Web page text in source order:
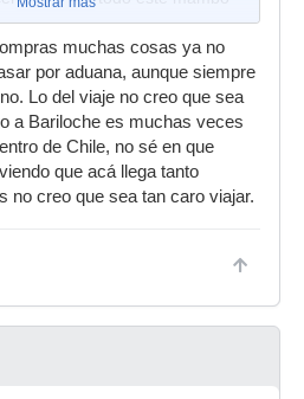
muchas cosas ya no
por aduana, aunque siempre
Lo del viaje no creo que sea
a Bariloche es muchas veces
de Chile, no sé en que
que acá llega tanto
no creo que sea tan caro viajar.